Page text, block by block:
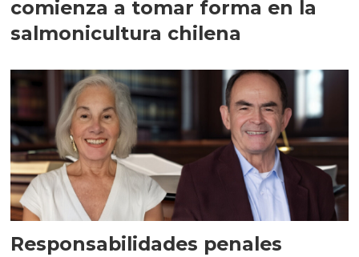
comienza a tomar forma en la
salmonicultura chilena
Responsabilidades penales